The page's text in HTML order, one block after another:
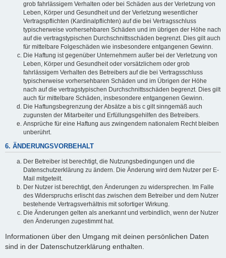
grob fahrlässigem Verhalten oder bei Schäden aus der Verletzung von
Leben, Körper und Gesundheit und der Verletzung wesentlicher
Vertragspflichten (Kardinalpflichten) auf die bei Vertragsschluss
typischerweise vorhersehbaren Schäden und im übrigen der Höhe nach
auf die vertragstypischen Durchschnittsschäden begrenzt. Dies gilt auch
für mittelbare Folgeschäden wie insbesondere entgangenen Gewinn.
Die Haftung ist gegenüber Unternehmern außer bei der Verletzung von
Leben, Körper und Gesundheit oder vorsätzlichem oder grob
fahrlässigem Verhalten des Betreibers auf die bei Vertragsschluss
typischerweise vorhersehbaren Schäden und im Übrigen der Höhe
nach auf die vertragstypischen Durchschnittsschäden begrenzt. Dies gilt
auch für mittelbare Schäden, insbesondere entgangenen Gewinn.
Die Haftungsbegrenzung der Absätze a bis c gilt sinngemäß auch
zugunsten der Mitarbeiter und Erfüllungsgehilfen des Betreibers.
Ansprüche für eine Haftung aus zwingendem nationalem Recht bleiben
unberührt.
6. ÄNDERUNGSVORBEHALT
Der Betreiber ist berechtigt, die Nutzungsbedingungen und die
Datenschutzerklärung zu ändern. Die Änderung wird dem Nutzer per E-
Mail mitgeteilt.
Der Nutzer ist berechtigt, den Änderungen zu widersprechen. Im Falle
des Widerspruchs erlischt das zwischen dem Betreiber und dem Nutzer
bestehende Vertragsverhältnis mit sofortiger Wirkung.
Die Änderungen gelten als anerkannt und verbindlich, wenn der Nutzer
den Änderungen zugestimmt hat.
Informationen über den Umgang mit deinen persönlichen Daten
sind in der Datenschutzerklärung enthalten.